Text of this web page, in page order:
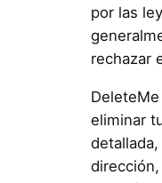
por las
rechazar
eliminar